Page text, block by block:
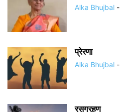
Alka Bhujbal -
प्रेरणा
Alka Bhujbal -
रसग्रहण